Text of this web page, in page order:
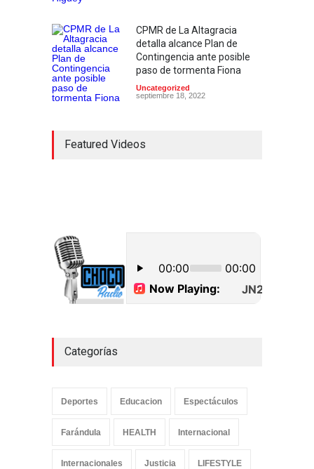
CPMR de La Altagracia
detalla alcance Plan de
Contingencia ante posible
paso de tormenta Fiona
Uncategorized
septiembre 18, 2022
Featured Videos
Categorías
Deportes Educacion Espectáculos
Farándula HEALTH Internacional
Internacionales Justicia LIFESTYLE